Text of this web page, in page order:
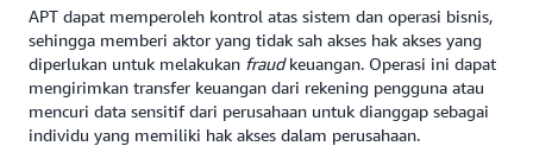
APT dapat memperoleh kontrol atas sistem dan operasi bisnis,
sehingga memberi aktor yang tidak sah akses hak akses yang
diperlukan untuk melakukan fraudkeuangan. Operasi ini dapat
mengirimkan transfer keuangan dari rekening pengguna atau
mencuri data sensitif dari perusahaan untuk dianggap sebagai
individu yang memiliki hak akses dalam perusahaan.